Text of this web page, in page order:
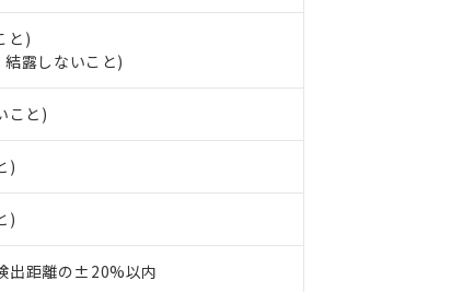
と)
露しないこと)
こと)
)
)
出距離の±20%以内
商品の中には、本サービスの対象外となる商品もあることを
格照会結果は、記載している更新日時点での社内データに基
時点での実際の在庫および標準価格とは異なる場合があるこ
び標準価格はお客様のお取引先、またはお客様担当のオムロン
ださい。
格結果を当社の事前の承諾なく第三者に漏洩または開示しな
リスト作成サービス）をご利用いただくには、I-Webメンバ
。
ト上で当社にご登録された部品リストについて、当社および
別名：DOP) 1000ppm以下、フタル酸ブチルベンジル（BBP）
酸ジイソブチル (DIBP) 1000ppm以下
び制御機器に対する適用除外項目は除く。
ては閾値を超える意図的な使用がないことを確認しています。
により、予定月が前後することがあります。
ロード
、 Cd(カドミウム) : 100ppm、
ポリ臭化ビフェニル類) : 1000ppm、 PBDEs(ポリ臭化ジフェニルエーテル
、 DIBP(フタル酸ジイソブチル) : 1000ppm、 BBP(フタル酸ブチルベンジル) :
シル)) : 1000ppm
において有害物質が外部に漏えいし、環境に深刻な影響を及
売部門へお問い合わせください。
とります。
する場合は、完全に破砕するなど、違法に輸出されないよう
兵器、ミサイル、化学兵器、生物兵器またはその他武器並び
ません。
第三者に販売する場合は、上記1、2および3の内容を当該第三
あり
いが在庫あり
在庫状況については、お客様のお取引先、またはお客様担当